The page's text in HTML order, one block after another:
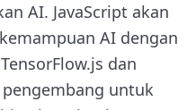
AI. JavaScript akan
AI dengan
dan
untuk